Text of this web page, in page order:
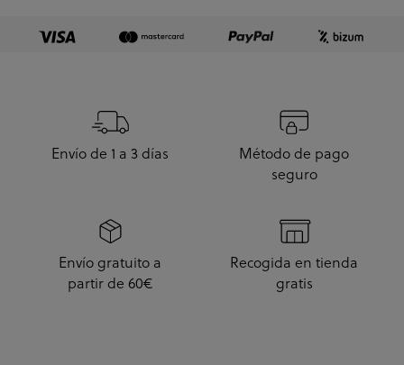
Envío de 1 a 3 días
Método de pago
seguro
Envío gratuito a
partir de 60€
Recogida en tienda
gratis